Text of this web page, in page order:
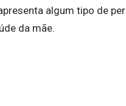
algum tipo de
da mãe.